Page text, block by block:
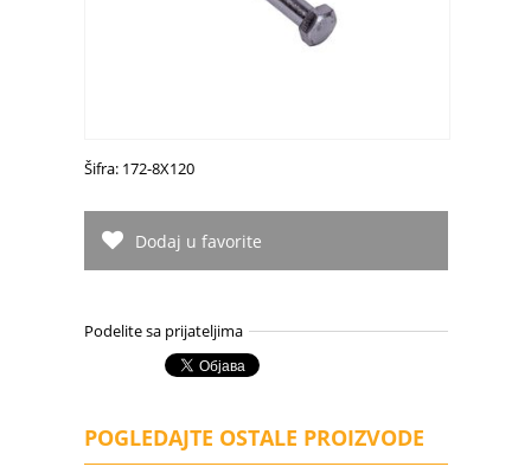
Šifra: 172-8X120
Dodaj u favorite
Podelite sa prijateljima
POGLEDAJTE OSTALE PROIZVODE